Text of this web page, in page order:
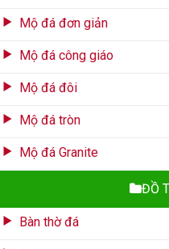
Mộ đá đơn giản
Mộ đá công giáo
Mộ đá đôi
Mộ đá tròn
Mộ đá Granite
ĐỒ
Bàn thờ đá